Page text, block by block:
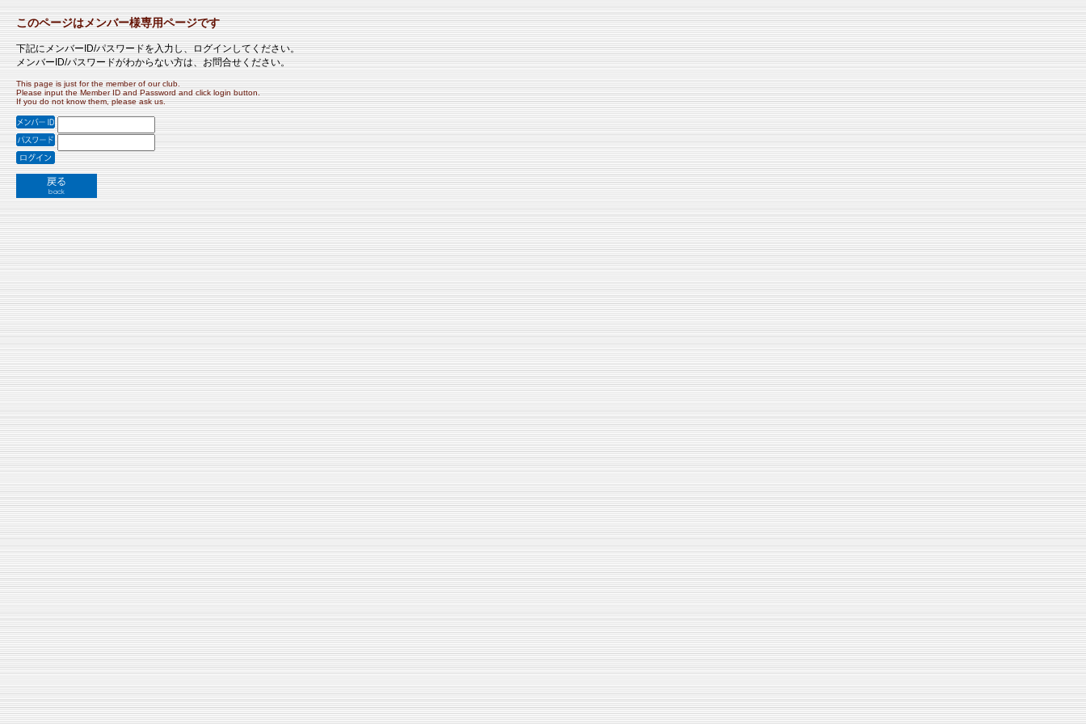
このページはメンバー様専用ページです
下記にメンバーID/パスワードを入力し、ログインしてください。
メンバーID/パスワードがわからない方は、お問合せください。
This page is just for the member of our club.
Please input the Member ID and Password and click login button.
If you do not know them, please ask us.